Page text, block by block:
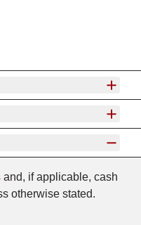
and, if applicable, cash
otherwise stated.